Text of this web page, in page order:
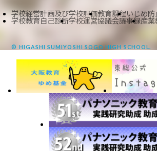
学校経営計画及び学校評価教育課程いじめ防
学校教育自己診断学校運営協議会議事録産業
© HIGASHI SUMIYOSHI SOGO HIGH SCHOOL.